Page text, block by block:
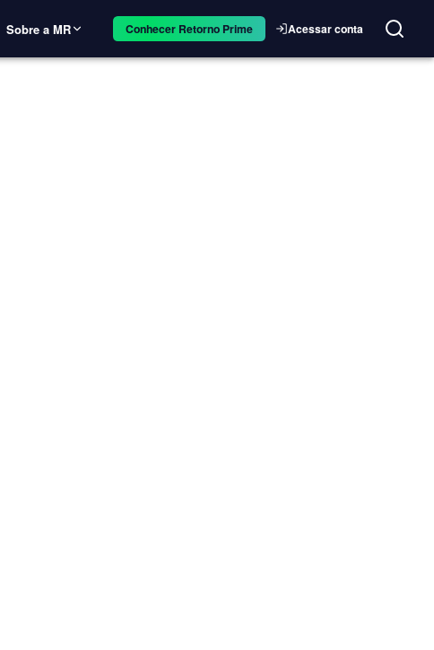
Sobre a MR Conhecer Retorno Prime Acessar conta